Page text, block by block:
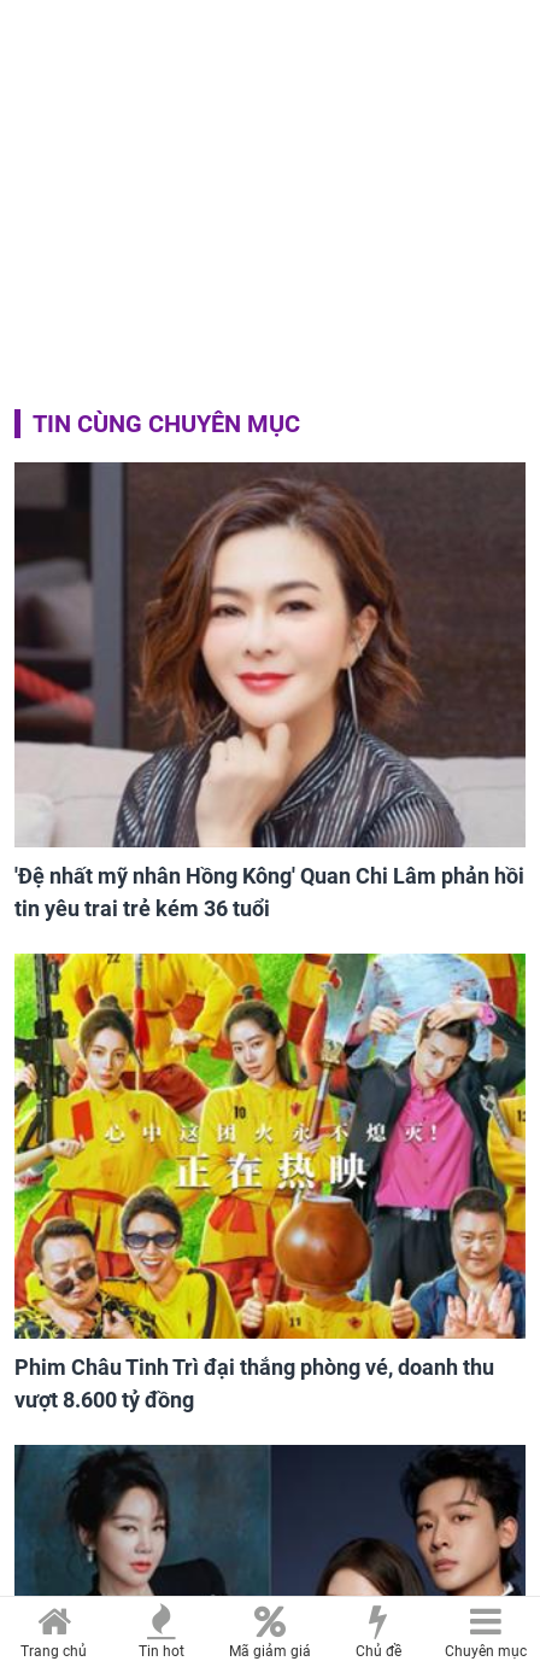
TIN CÙNG CHUYÊN MỤC
'Đệ nhất mỹ nhân Hồng Kông' Quan Chi Lâm phản hồi
tin yêu trai trẻ kém 36 tuổi
Phim Châu Tinh Trì đại thắng phòng vé, doanh thu
vượt 8.600 tỷ đồng
Trang chủ Tin hot Mã giảm giá Chủ đề Chuyên mục